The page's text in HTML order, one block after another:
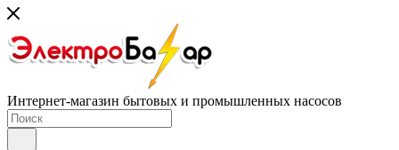
Интернет-магазин бытовых и промышленных насосов